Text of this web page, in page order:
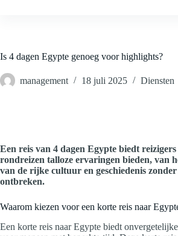
Is 4 dagen Egypte genoeg voor highlights?
management 18 juli 2025 Diensten
Een reis van 4 dagen Egypte biedt
rondreizen talloze ervaringen bieden, van
van de rijke cultuur en geschiedenis
ontbreken.
Waarom kiezen voor een korte reis naar
Een korte reis naar Egypte biedt